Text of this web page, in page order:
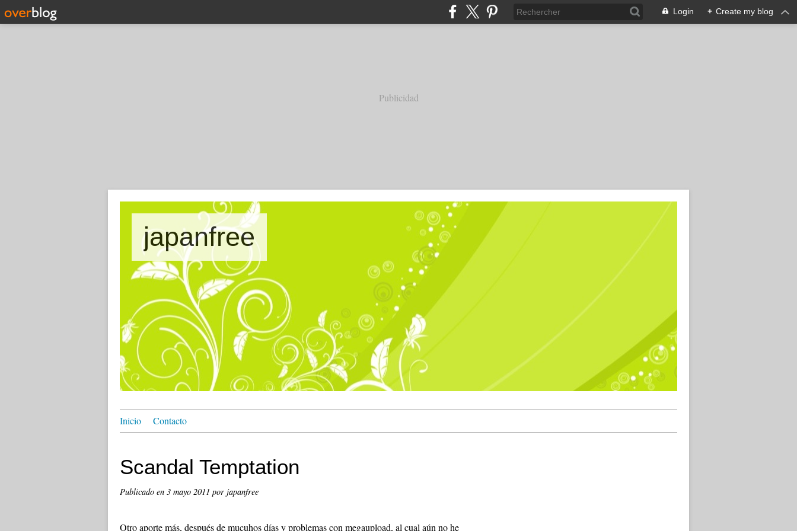
Login + Create my blog
Publicidad
japanfree
Inicio Contacto
Scandal Temptation
Publicado en 3 mayo 2011 por japanfree
Otro aporte más, después de mucuhos días y problemas con megaupload, al cual aún no he